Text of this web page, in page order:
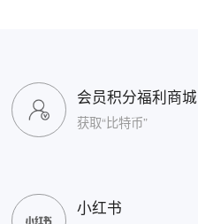
会员积分福利商城
获取“比特币”
小红书